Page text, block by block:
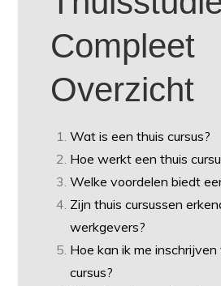
Compleet
Overzicht
Wat is een thuis cursus?
Hoe werkt een thuis
Welke voordelen biedt
Zijn thuis cursussen
werkgevers?
Hoe kan ik me
cursus?